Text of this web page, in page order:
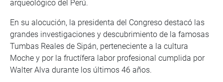
arqueológico del Perú.
En su alocución, la presidenta del Congreso destacó las
grandes investigaciones y descubrimiento de la famosas
Tumbas Reales de Sipán, perteneciente a la cultura
Moche y por la fructífera labor profesional cumplida por
Walter Alva durante los últimos 46 años.